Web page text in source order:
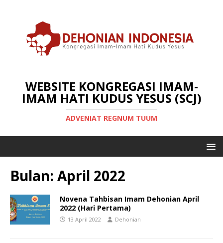
WEBSITE KONGREGASI IMAM-
IMAM HATI KUDUS YESUS (SCJ)
ADVENIAT REGNUM TUUM
Bulan: April 2022
Novena Tahbisan Imam Dehonian April
2022 (Hari Pertama)
13 April 2022 Dehonian